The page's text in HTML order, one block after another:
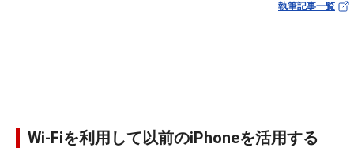
執筆記事一覧
Wi-Fiを利用して以前のiPhoneを活用する